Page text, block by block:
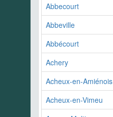
Abbecourt
Abbeville
Abbécourt
Achery
Acheux-en-Amiénois
Acheux-en-Vimeu